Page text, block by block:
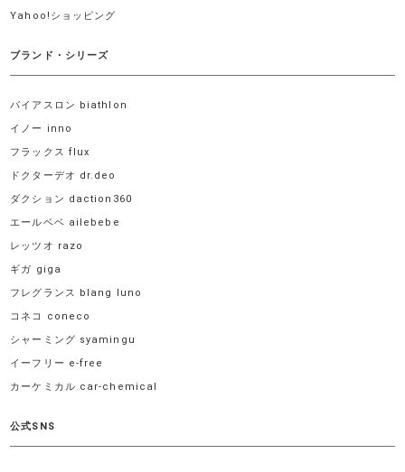
Yahoo!ショッピング
ブランド・シリーズ
バイアスロン biathlon
イノー inno
フラックス flux
ドクターデオ dr.deo
ダクション daction360
エールベベ ailebebe
レッツオ razo
ギガ giga
フレグランス blang luno
コネコ coneco
シャーミング syamingu
イーフリー e-free
カーケミカル car-chemical
公式SNS